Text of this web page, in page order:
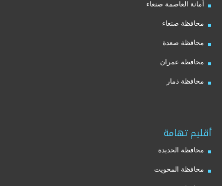
أمانة العاصمة صنعاء
محافظة صنعاء
محافظة صعدة
محافظة عمران
محافظة ذمار
أقليم تهامة
محافظة الحديدة
محافظة المحويت